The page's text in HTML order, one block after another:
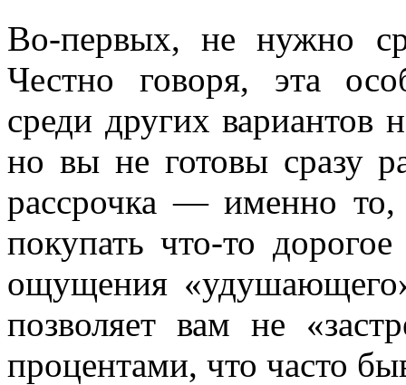
Во-первых, не нужно
Честно говоря, эта
среди других
но вы не готовы сразу
рассрочка — именно то,
покупать что-то
ощущения
позволяет вам не
процентами, что часто